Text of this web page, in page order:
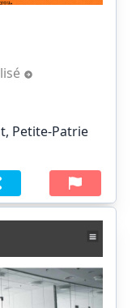
Petite-Patrie